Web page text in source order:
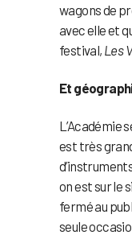
wagons de
avec elle et
festival, Les
Et
L’Académie
est très
on est sur le
fermé au
seule